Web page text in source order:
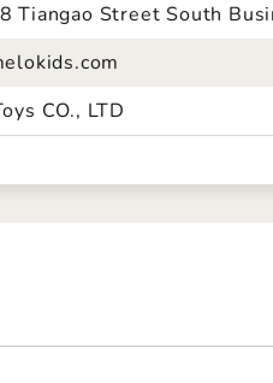
Tiangao Street South
CO., LTD